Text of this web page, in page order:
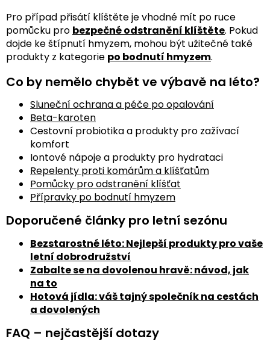
Pro případ přisátí klíštěte je vhodné mít po ruce
pomůcku pro bezpečné odstranění klíštěte. Pokud
dojde ke štípnutí hmyzem, mohou být užitečné také
produkty z kategorie po bodnutí hmyzem.
Co by nemělo chybět ve výbavě na léto?
Sluneční ochrana a péče po opalování
Beta-karoten
Cestovní probiotika a produkty pro zažívací
komfort
Iontové nápoje a produkty pro hydrataci
Repelenty proti komárům a klíšťatům
Pomůcky pro odstranění klíšťat
Přípravky po bodnutí hmyzem
Doporučené články pro letní sezónu
Bezstarostné léto: Nejlepší produkty pro vaše
letní dobrodružství
Zabalte se na dovolenou hravě: návod, jak
na to
Hotová jídla: váš tajný společník na cestách
a dovolených
FAQ – nejčastější dotazy